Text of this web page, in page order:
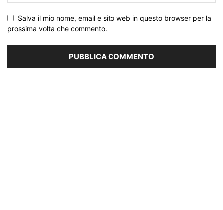
Salva il mio nome, email e sito web in questo browser per la
prossima volta che commento.